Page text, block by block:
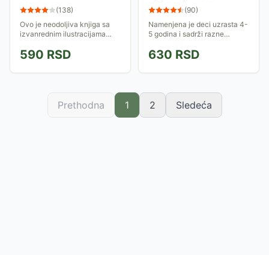
(138)
Ovo je neodoljiva knjiga sa
izvanrednim ilustracijama
obojite. Niz jednostavnih
neke nacrtane...
590 RSD
(90)
Namenjena je deci uzrasta 4-
5 godina i sadrži razne
grafomotoričke vežbe,
logičkog razmišljanja,...
630 RSD
Prethodna 1 2 Sledeća